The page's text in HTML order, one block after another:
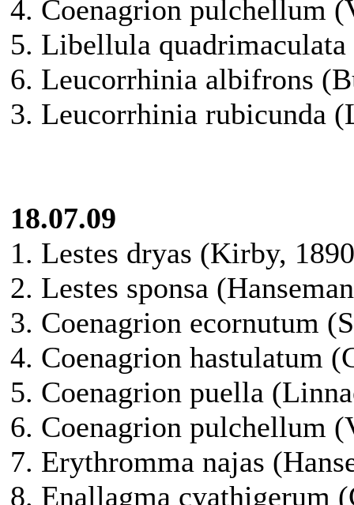
4. Coenagrion pulchellum
5. Libellula
6. Leucorrhinia albifrons
3. Leucorrhinia rubicunda
18.07.09
1. Lestes dryas (Kirby,
2. Lestes sponsa
3. Coenagrion ecornutum
4. Coenagrion hastulatum
5. Coenagrion puella
6. Coenagrion pulchellum
7. Erythromma najas
8. Enallagma cyathigerum